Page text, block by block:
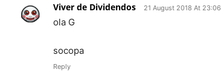
Viver de Dividendos 21 August 2018 At 23:06
ola G
socopa
Reply